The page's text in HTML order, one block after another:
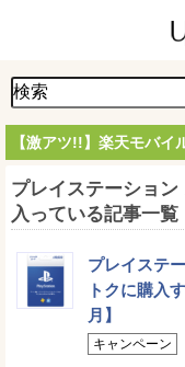
【激アツ!!】楽天モバ
プレイステーショ
入っている記事一覧
プレイステ
トクに購入
月】
キャンペーン